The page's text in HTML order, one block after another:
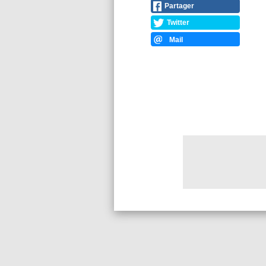
Partager
Twitter
Mail